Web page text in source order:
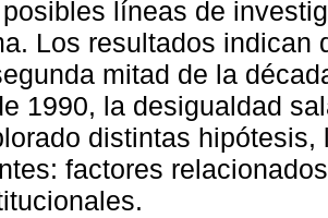
líneas de
Los resultados indican
mitad de la
1990, la desigualdad
distintas
factores